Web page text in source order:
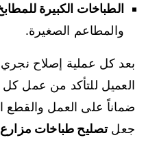
الطباخات الكبيرة
والمطاعم الصغيرة.
بعد كل عملية إصلاح نجري
العميل للتأكد من عمل
ضماناً على العمل والقطع
جعلتصليح طباخات مزارع